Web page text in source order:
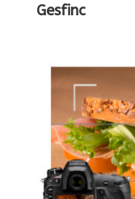
Gesfinc